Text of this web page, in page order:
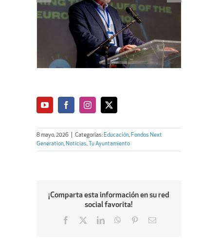
8 mayo, 2026 Categorías: Educación, Fondos Next
Generation, Noticias, Tu Ayuntamiento
¡Comparta esta información en su red
social favorita!
Facebook
LinkedInWhatsApp
PinterestEmail